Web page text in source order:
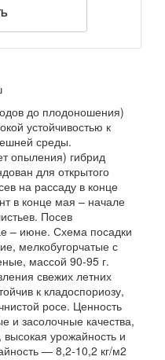
до плодоношения)
устойчивостью к
среды.
опыления) гибрид
для открытого
на рассаду в конце
в конце мая – начале
Посев
– июне. Схема посадки
мелкобугорчатые с
массой 90-95 г.
свежих летних
к кладоспориозу,
росе. Ценность
и засолочные качества,
урожайность и
— 8,2-10,2 кг/м2